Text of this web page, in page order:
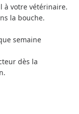
à votre vétérinaire.
la bouche.
semaine
dès la